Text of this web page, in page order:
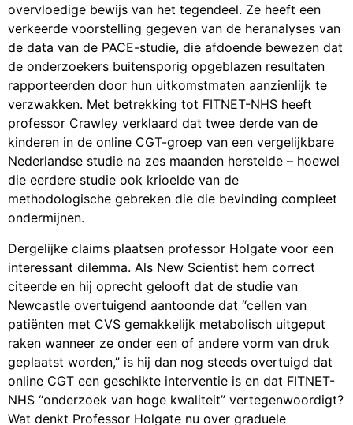
overvloedige bewijs van het tegendeel. Ze heeft een
verkeerde voorstelling gegeven van de heranalyses van
de data van de PACE-studie, die afdoende bewezen dat
de onderzoekers buitensporig opgeblazen resultaten
rapporteerden door hun uitkomstmaten aanzienlijk te
verzwakken. Met betrekking tot FITNET-NHS heeft
professor Crawley verklaard dat twee derde van de
kinderen in de online CGT-groep van een vergelijkbare
Nederlandse studie na zes maanden herstelde – hoewel
die eerdere studie ook krioelde van de
methodologische gebreken die die bevinding compleet
ondermijnen.
Dergelijke claims plaatsen professor Holgate voor een
interessant dilemma. Als New Scientist hem correct
citeerde en hij oprecht gelooft dat de studie van
Newcastle overtuigend aantoonde dat “cellen van
patiënten met CVS gemakkelijk metabolisch uitgeput
raken wanneer ze onder een of andere vorm van druk
geplaatst worden,” is hij dan nog steeds overtuigd dat
online CGT een geschikte interventie is en dat FITNET-
NHS “onderzoek van hoge kwaliteit” vertegenwoordigt?
Wat denkt Professor Holgate nu over graduele